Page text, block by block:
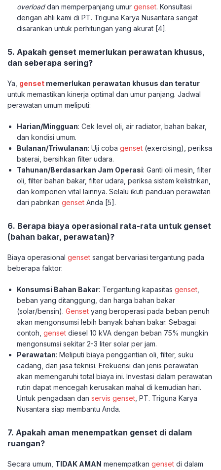
overloaddan memperpanjang umurgenset. Konsultasi
dengan ahli kami di PT. Triguna Karya Nusantara sangat
disarankan untuk perhitungan yang akurat [4].
5. Apakah genset memerlukan perawatan khusus,
dan seberapa sering?
Ya, genset memerlukan perawatan khusus dan teratur
untuk memastikan kinerja optimal dan umur panjang. Jadwal
perawatan umum meliputi:
Harian/Mingguan: Cek level oli, air radiator, bahan bakar,
dan kondisi umum.
Bulanan/Triwulanan: Uji cobagenset (exercising), periksa
baterai, bersihkan filter udara.
Tahunan/Berdasarkan Jam Operasi: Ganti oli mesin, filter
oli, filter bahan bakar, filter udara, periksa sistem kelistrikan,
dan komponen vital lainnya. Selalu ikuti panduan perawatan
dari pabrikangenset Anda [5].
6. Berapa biaya operasional rata-rata untuk genset
(bahan bakar, perawatan)?
Biaya operasional genset sangat bervariasi tergantung pada
beberapa faktor:
Konsumsi Bahan Bakar: Tergantung kapasitasgenset
beban yang ditanggung, dan harga bahan bakar
(solar/bensin).Genset yang beroperasi pada beban penuh
akan mengonsumsi lebih banyak bahan bakar. Sebagai
contoh,genset diesel 10 kVA dengan beban 75% mungkin
mengonsumsi sekitar 2-3 liter solar per jam.
Perawatan: Meliputi biaya penggantian oli, filter, suku
cadang, dan jasa teknisi. Frekuensi dan jenis perawatan
akan memengaruhi total biaya ini. Investasi dalam perawatan
rutin dapat mencegah kerusakan mahal di kemudian hari.
Untuk pengadaan danservis genset , PT. Triguna Karya
Nusantara siap membantu Anda.
7. Apakah aman menempatkan genset di dalam
ruangan?
Secara umum, TIDAK AMAN menempatkan genset di dalam